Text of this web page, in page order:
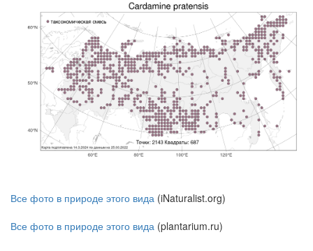
Все фото в природе этого вида (iNaturalist.org)
Все фото в природе этого вида (plantarium.ru)